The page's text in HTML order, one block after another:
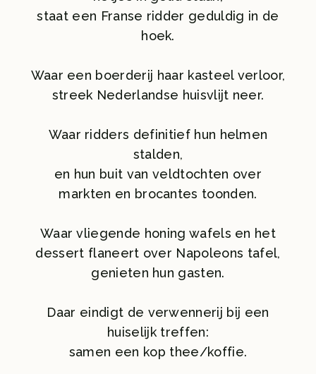
staat een Franse ridder geduldig in de
hoek.
Waar een boerderij haar kasteel verloor,
streek Nederlandse huisvlijt neer.
Waar ridders definitief hun helmen
stalden,
en hun buit van veldtochten over
markten en brocantes toonden.
Waar vliegende honing wafels en het
dessert flaneert over Napoleons tafel,
genieten hun gasten.
Daar eindigt de verwennerij bij een
huiselijk treffen:
samen een kop thee/koffie.